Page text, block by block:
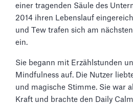
einer tragenden Säule des
2014 ihren Lebenslauf
und Tew trafen sich am
ein.
Sie begann mit Erzählstunden
Mindfulness auf. Die Nutzer
und magische Stimme. Sie war
Kraft und brachte den Daily